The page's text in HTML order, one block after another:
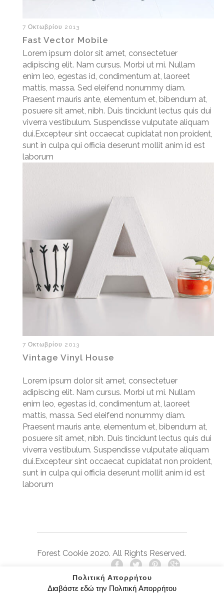
7 Οκτωβρίου 2013
Fast Vector Mobile
Lorem ipsum dolor sit amet, consectetuer
adipiscing elit. Nam cursus. Morbi ut mi. Nullam
enim leo, egestas id, condimentum at, laoreet
mattis, massa. Sed eleifend nonummy diam.
Praesent mauris ante, elementum et, bibendum at,
posuere sit amet, nibh. Duis tincidunt lectus quis dui
viverra vestibulum. Suspendisse vulputate aliquam
dui.Excepteur sint occaecat cupidatat non proident,
sunt in culpa qui officia deserunt mollit anim id est
laborum
7 Οκτωβρίου 2013
Vintage Vinyl House
Lorem ipsum dolor sit amet, consectetuer
adipiscing elit. Nam cursus. Morbi ut mi. Nullam
enim leo, egestas id, condimentum at, laoreet
mattis, massa. Sed eleifend nonummy diam.
Praesent mauris ante, elementum et, bibendum at,
posuere sit amet, nibh. Duis tincidunt lectus quis dui
viverra vestibulum. Suspendisse vulputate aliquam
dui.Excepteur sint occaecat cupidatat non proident,
sunt in culpa qui officia deserunt mollit anim id est
laborum
Forest Cookie 2020. All Rights Reserved.
Πολιτική Απορρήτου
Διαβάστε εδώ την Πολιτική Απορρήτου